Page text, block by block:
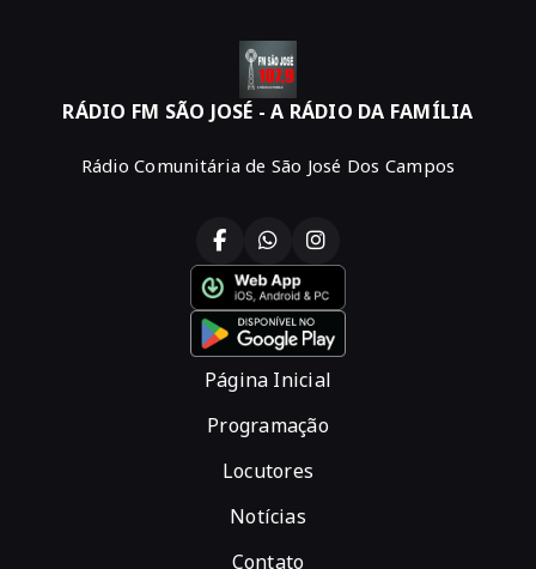
RÁDIO FM SÃO JOSÉ - A RÁDIO DA FAMÍLIA
Rádio Comunitária de São José Dos Campos
Página Inicial
Programação
Locutores
Notícias
Contato